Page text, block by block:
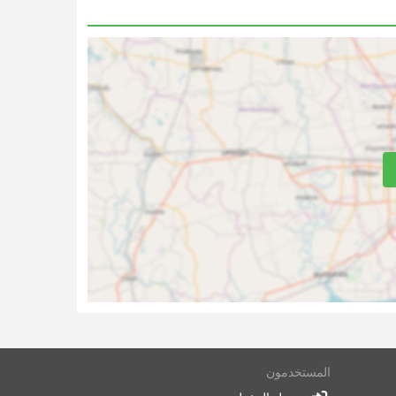
المستخدمون